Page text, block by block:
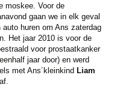
moskee. Voor de
gaan we in elk geval
huren om Ans zaterdag
Het jaar 2010 is voor de
voor prostaatkanker
jaar door) en werd
met Ans´kleinkind Liam